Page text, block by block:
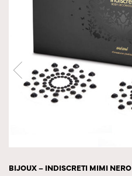
BIJOUX – INDISCRETI MIMI NERO